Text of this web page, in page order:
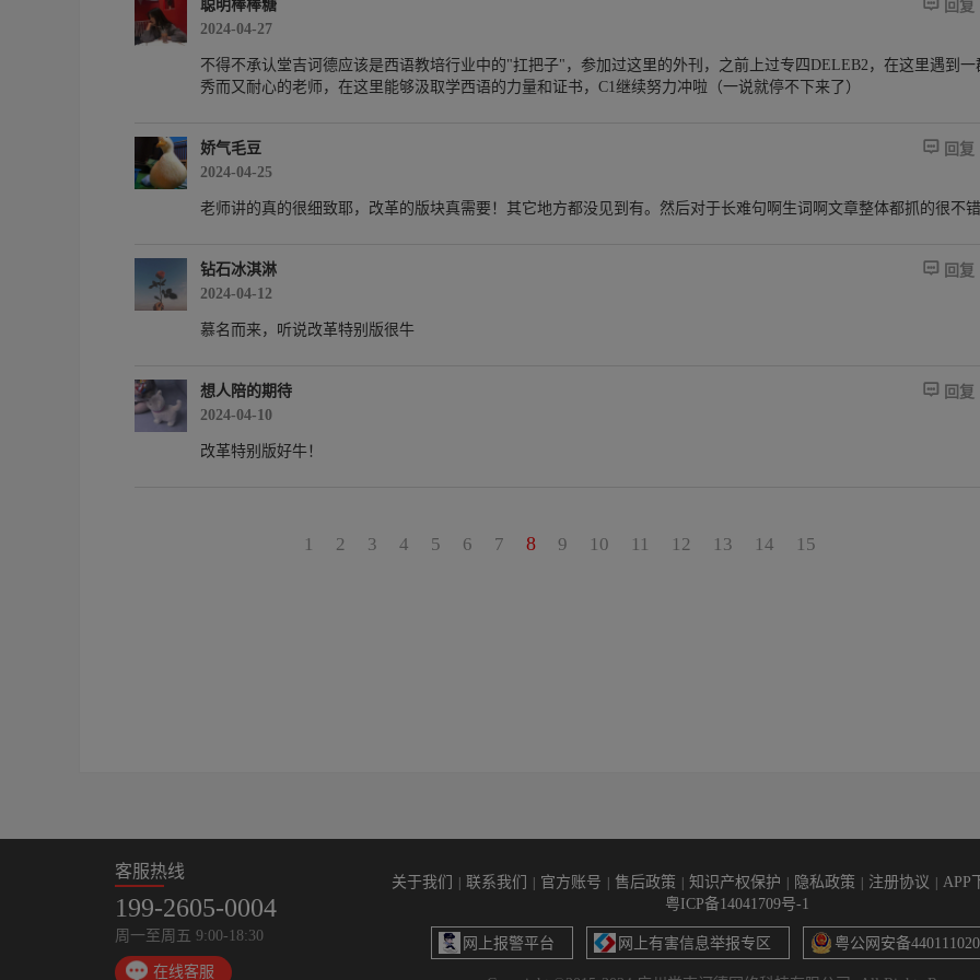
聪明棒棒糖
2024-04-27
 回复
不得不承认堂吉诃德应该是西语教培行业中的"扛把子"，参加过这里的外刊，之前上过专四DELEB2，在这里遇到一
秀而又耐心的老师，在这里能够汲取学西语的力量和证书，C1继续努力冲啦（一说就停不下来了）
娇气毛豆
2024-04-25
 回复
老师讲的真的很细致耶，改革的版块真需要！其它地方都没见到有。然后对于长难句啊生词啊文章整体都抓的很不错
钻石冰淇淋
2024-04-12
 回复
慕名而来，听说改革特别版很牛
想人陪的期待
2024-04-10
 回复
改革特别版好牛！
1 2 3 4 5 6 7 8 9 10 11 12 13 14 15
客服热线
199-2605-0004
周一至周五 9:00-18:30
在线客服
关于我们 联系我们 官方账号 售后政策 知识产权保护 隐私政策 注册协议 APP
粤ICP备14041709号-1
网上报警平台 网上有害信息举报专区 粤公网安备